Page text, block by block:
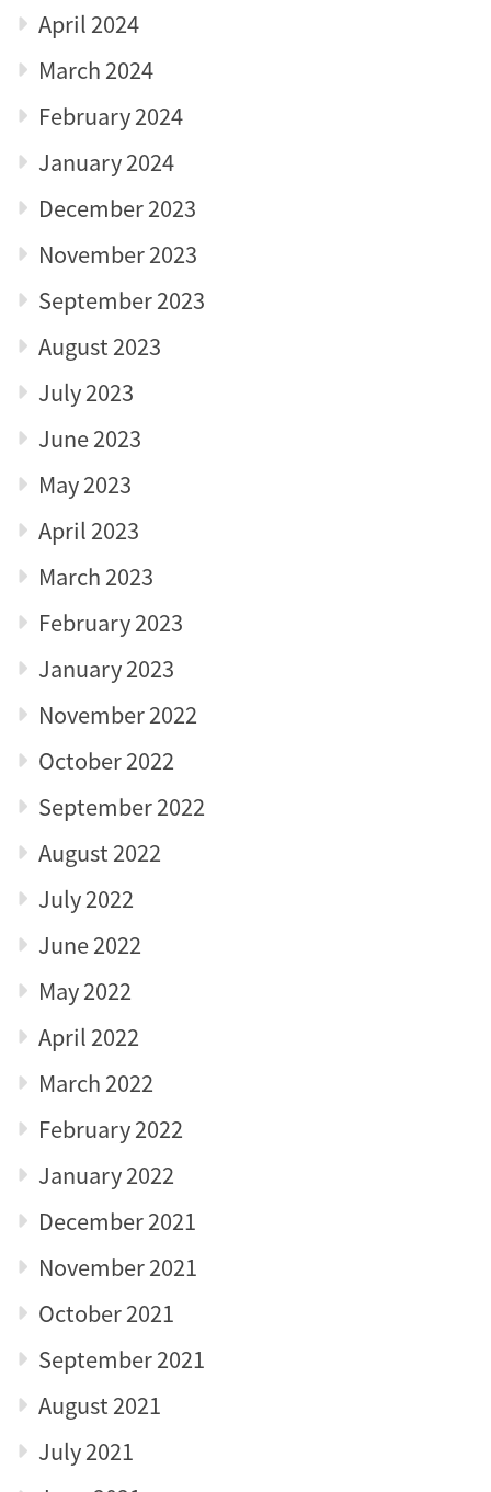
April 2024
March 2024
February 2024
January 2024
December 2023
November 2023
September 2023
August 2023
July 2023
June 2023
May 2023
April 2023
March 2023
February 2023
January 2023
November 2022
October 2022
September 2022
August 2022
July 2022
June 2022
May 2022
April 2022
March 2022
February 2022
January 2022
December 2021
November 2021
October 2021
September 2021
August 2021
July 2021